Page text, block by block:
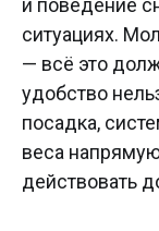
ситуациях.
— всё это
удобство
посадка,
веса
действовать